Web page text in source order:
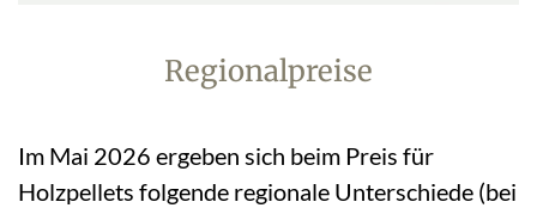
Regionalpreise
Im Mai 2026 ergeben sich beim Preis für
Holzpellets folgende regionale Unterschiede (bei